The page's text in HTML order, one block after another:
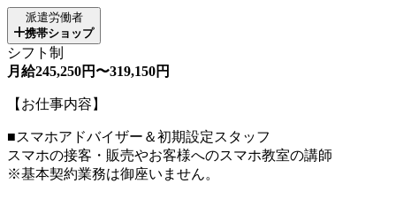
派遣労働者
携帯ショップ
シフト制
月給245,250円〜319,150円
【お仕事内容】
■スマホアドバイザー＆初期設定スタッフ
スマホの接客・販売やお客様へのスマホ教室の講師
※基本契約業務は御座いません。